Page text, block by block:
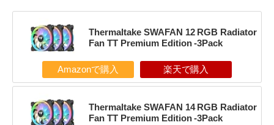
Thermaltake SWAFAN 12 RGB Radiator
Fan TT Premium Edition -3Pack
Amazonで購入 楽天で購入
Thermaltake SWAFAN 14 RGB Radiator
Fan TT Premium Edition -3Pack